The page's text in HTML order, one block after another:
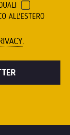
ALL'ESTERO
.